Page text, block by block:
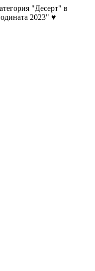
"Десерт" в
2023" ♥